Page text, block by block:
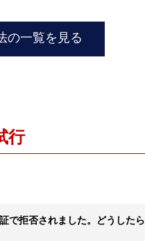
の一覧を見る
行
で拒否されました。どうしたら